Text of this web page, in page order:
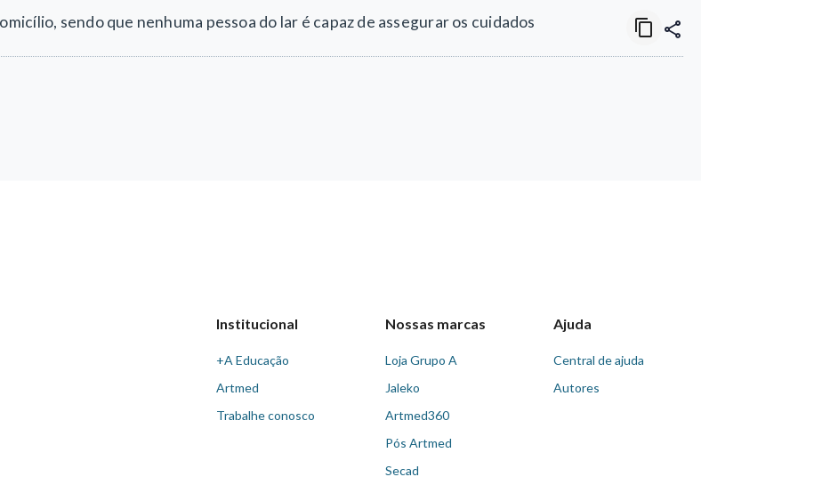
sendo que nenhuma pessoa do lar é capaz de assegurar os cuidados
Institucional
+A Educação
Artmed
Trabalhe conosco
Nossas marcas
Loja Grupo A
Jaleko
Artmed360
Pós Artmed
Secad
Ajuda
Central de ajuda
Autores